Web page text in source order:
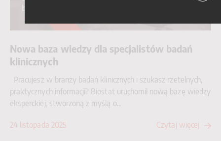
Nowa baza wiedzy dla specjalistów badań
klinicznych
Pracujesz w branży badań klinicznych i szukasz rzetelnych,
praktycznych informacji? Biostat uruchomił nową bazę wiedzy
eksperckiej, stworzoną z myślą o...
24 listopada 2025 Czytaj więcej